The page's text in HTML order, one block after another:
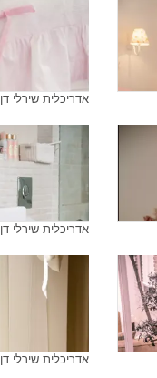
אדריכלית שירלי דן
אדריכלית שירלי דן
אדריכלית שירלי דן